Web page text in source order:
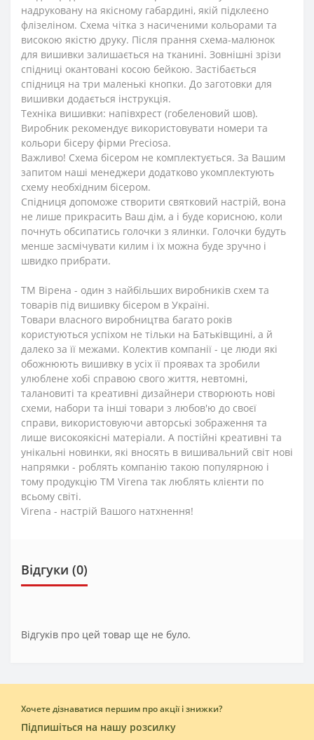
надруковану на якісному габардині, якій підклеєно
флізеліном. Схема чітка з насиченими кольорами та
високою якістю друку. Після прання схема-малюнок
для вишивки залишається на тканині. Зовнішні зрізи
спідниці окантовані косою бейкою. Застібається
спідниця на три маленькі кнопки. До заготовки для
вишивки додається інструкція.
Техніка вишивки: напівхрест (гобеленовий шов).
Виробник рекомендує використовувати номери та
кольори бісеру фірми Preciosa.
Важливо! Схема бісером не комплектується. За Вашим
запитом наші менеджери додатково укомплектують
схему необхідним бісером.
Спідниця допоможе створити святковий настрій, вона
не лише прикрасить Ваш дім, а і буде корисною, коли
почнуть обсипатись голочки з ялинки. Голочки будуть
менше засмічувати килим і їх можна буде зручно і
швидко прибрати.
ТМ Вірена - один з найбільших виробників схем та
товарів під вишивку бісером в Україні.
Товари власного виробництва багато років
користуються успіхом не тільки на Батьківщині, а й
далеко за її межами. Колектив компанії - це люди які
обожнюють вишивку в усіх її проявах та зробили
улюблене хобі справою свого життя, невтомні,
талановиті та креативні дизайнери створюють нові
схеми, набори та інші товари з любов'ю до своєї
справи, використовуючи авторські зображення та
лише високоякісні матеріали. А постійні креативні та
унікальні новинки, які вносять в вишивальний світ нові
напрямки - роблять компанію такою популярною і
тому продукцію TM Virena так люблять клієнти по
всьому світі.
Virena - настрій Вашого натхнення!
Відгуки (0)
Відгуків про цей товар ще не було.
Хочете дізнаватися першим про акції і знижки?
Підпишіться на нашу розсилку